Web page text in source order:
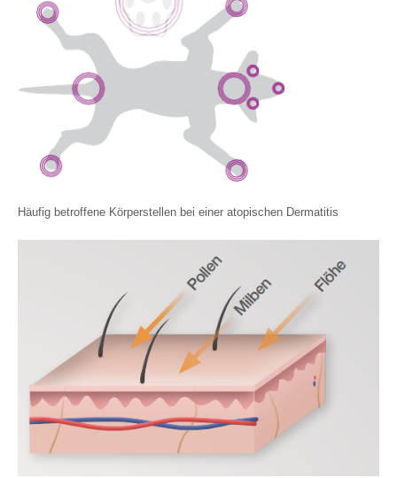
Häufig betroffene Körperstellen bei einer atopischen Dermatitis